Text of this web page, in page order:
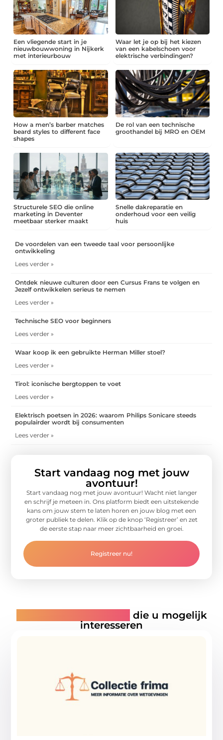
Een vliegende start in je
nieuwbouwwoning in Nijkerk
met interieurbouw
Waar let je op bij het kiezen
van een kabelschoen voor
elektrische verbindingen?
How a men’s barber matches
beard styles to different face
shapes
De rol van een technische
groothandel bij MRO en OEM
Structurele SEO die online
marketing in Deventer
meetbaar sterker maakt
Snelle dakreparatie en
onderhoud voor een veilig
huis
De voordelen van een tweede taal voor persoonlijke
ontwikkeling
Lees verder »
Ontdek nieuwe culturen door een Cursus Frans te volgen en
Jezelf ontwikkelen serieus te nemen
Lees verder »
Technische SEO voor beginners
Lees verder »
Waar koop ik een gebruikte Herman Miller stoel?
Lees verder »
Tirol: iconische bergtoppen te voet
Lees verder »
Elektrisch poetsen in 2026: waarom Philips Sonicare steeds
populairder wordt bij consumenten
Lees verder »
Start vandaag nog met jouw
avontuur!
Start vandaag nog met jouw avontuur! Wacht niet langer
en schrijf je meteen in. Ons platform biedt een uitstekende
kans om jouw stem te laten horen en jouw blog met een
groter publiek te delen. Klik op de knop ‘Registreer’ en zet
de eerste stap naar meer zichtbaarheid en groei.
Registreer nu!
die u mogelijk
interesseren